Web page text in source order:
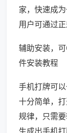
家，快速成
用户可通过正
辅助安装，
件安装教程
手机打牌可
十分简单，
规律，只需
生成出手机